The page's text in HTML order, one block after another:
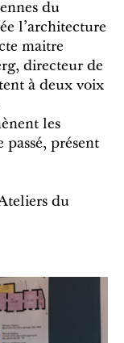
du
l'architecture
maitre
directeur de
à deux voix
les
passé, présent
du